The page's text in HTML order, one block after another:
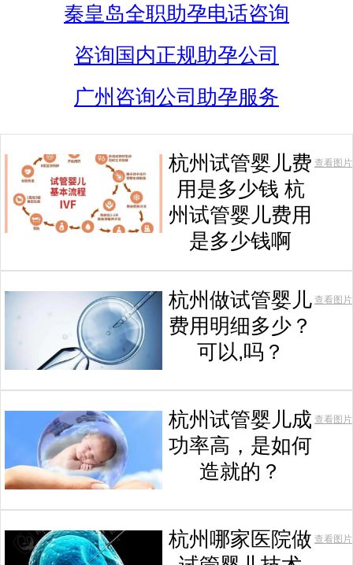
秦皇岛全职助孕电话咨询
咨询国内正规助孕公司
广州咨询公司助孕服务
杭州试管婴儿费
用是多少钱 杭
州试管婴儿费用
是多少钱啊
查看图片
杭州做试管婴儿
费用明细多少？
可以,吗？
查看图片
杭州试管婴儿成
功率高，是如何
造就的？
查看图片
杭州哪家医院做 查看图片